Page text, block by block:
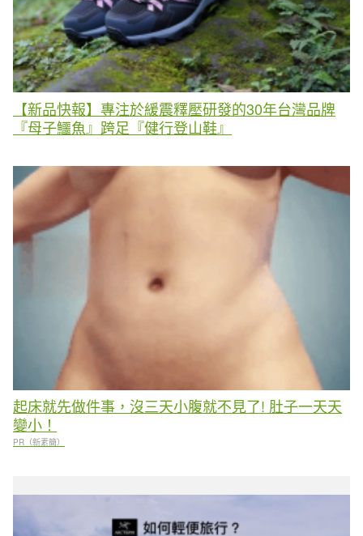
【新品快報】專注於緩震釋壓研發的30年台灣品牌
『母子鱷魚』跨足『健行登山鞋』
起床就先做件事，沒三天小腹就不見了! 肚子一天天
變小！
PR（新素簡）